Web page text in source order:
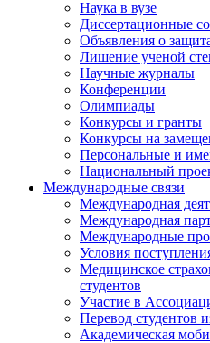
Наука в вузе
Диссертационные
Объявления о
Лишение ученой
Научные журналы
Конференции
Олимпиады
Конкурсы и гранты
Конкурсы на
Персональные и
Национальный
Международные связи
Международная
Международная
Международные
Условия
Медицинское
студентов
Участие в
Перевод студентов
Академическая